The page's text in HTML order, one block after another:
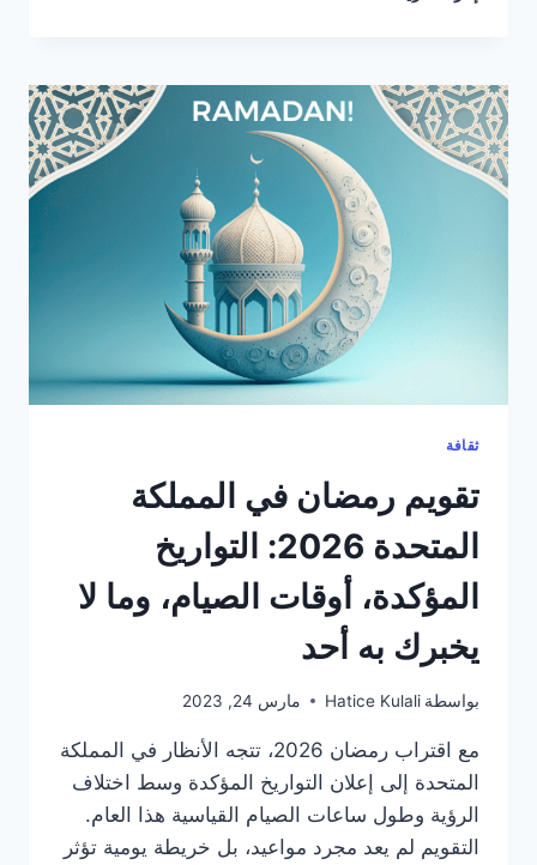
في
2026:
فعلاً
وكيف
تُصنع
القوانين
ثقافة
تقويم رمضان في المملكة
المتحدة 2026: التواريخ
المؤكدة، أوقات الصيام، وما لا
يخبرك به أحد
بواسطة Hatice Kulali مارس 24, 2023
مع اقتراب رمضان 2026، تتجه الأنظار في المملكة
المتحدة إلى إعلان التواريخ المؤكدة وسط اختلاف
الرؤية وطول ساعات الصيام القياسية هذا العام.
التقويم لم يعد مجرد مواعيد، بل خريطة يومية تؤثر